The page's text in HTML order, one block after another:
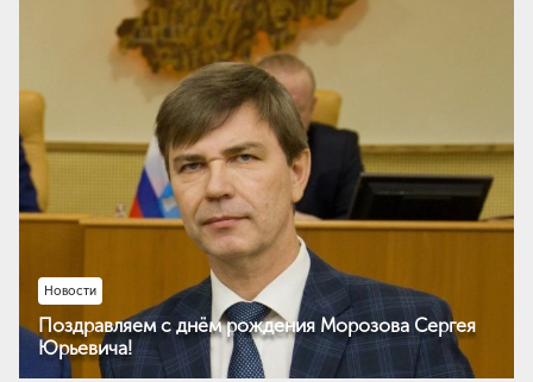
Новости
Поздравляем с днём рождения Морозова Сергея
Юрьевича!